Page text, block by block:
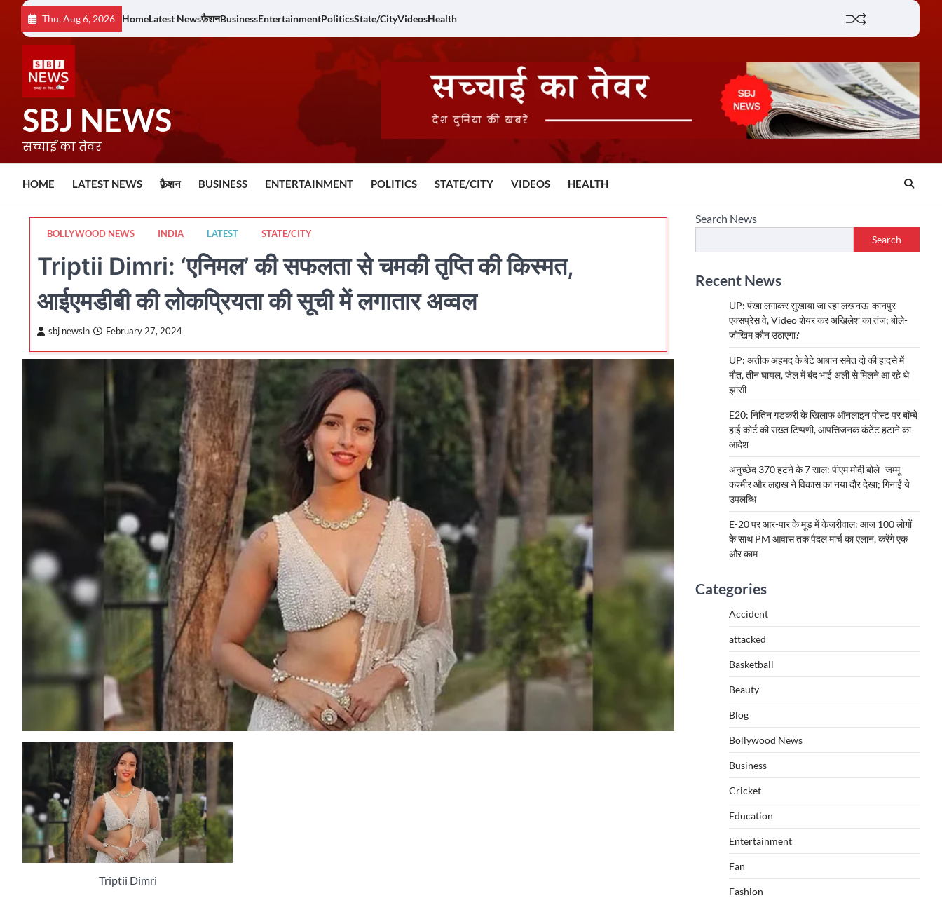
content
Thu, Aug 6, 2026 HomeLatest Newsफ़ैशनBusinessEntertainmentPoliticsState/CityVideosHealth
SBJ NEWS
सच्चाई का तेवर
HOME LATEST NEWS फ़ैशन BUSINESS ENTERTAINMENT POLITICS STATE/CITY VIDEOS HEALTH
BOLLYWOOD NEWS INDIA LATEST STATE/CITY
Triptii Dimri: ‘एनिमल’ की सफलता से चमकी तृप्ति की किस्मत,
आईएमडीबी की लोकप्रियता की सूची में लगातार अव्वल
sbj newsin February 27, 2024
Triptii Dimri
Search News
Search
Recent News
UP: पंखा लगाकर सुखाया जा रहा लखनऊ-कानपुर
एक्सप्रेस वे, Video शेयर कर अखिलेश का तंज; बोले-
जोखिम कौन उठाएगा?
UP: अतीक अहमद के बेटे आबान समेत दो की हादसे में
मौत, तीन घायल, जेल में बंद भाई अली से मिलने आ रहे थे
झांसी
E20: नितिन गडकरी के खिलाफ ऑनलाइन पोस्ट पर बॉम्बे
हाई कोर्ट की सख्त टिप्पणी, आपत्तिजनक कंटेंट हटाने का
आदेश
अनुच्छेद 370 हटने के 7 साल: पीएम मोदी बोले- जम्मू-
कश्मीर और लद्दाख ने विकास का नया दौर देखा; गिनाईं ये
उपलब्धि
E-20 पर आर-पार के मूड में केजरीवाल: आज 100 लोगों
के साथ PM आवास तक पैदल मार्च का एलान, करेंगे एक
और काम
Categories
Accident
attacked
Basketball
Beauty
Blog
Bollywood News
Business
Cricket
Education
Entertainment
Fan
Fashion